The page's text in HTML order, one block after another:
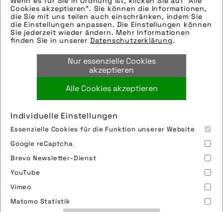
Cookies akzeptieren". Sie können die Informationen,
die Sie mit uns teilen auch einschränken, indem Sie
die Einstellungen anpassen. Die Einstellungen können
Sie jederzeit wieder ändern. Mehr Informationen
finden Sie in unserer Datenschutzerklärung.
Nur essenzielle Cookies
akzeptieren
Alle Cookies akzeptieren
Individuelle Einstellungen
Essenzielle Cookies für die Funktion unserer Website
Google reCaptcha
Brevo Newsletter-Dienst
YouTube
Vimeo
Matomo Statistik
Hersteller: Flyer
Tags:
bäume ,downhill ,e-bike,e-mountainbike
fahrrad,flyer,flyer ag,mountainbike,natur
pedelec,wald
Bild downloaden
Nutzungsbedingungen
Datenschutz